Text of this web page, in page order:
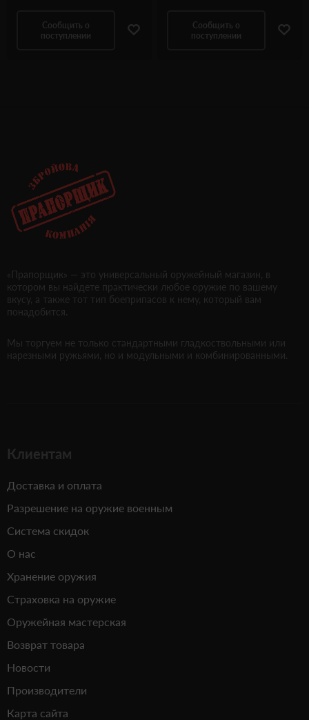
Сообщить о
поступлении
Сообщить о
поступлении
«Прапорщик» — это универсальный оружейный магазин, в
котором вы найдете практически любое оружие по вашему
вкусу, а также тот тип боеприпасов к нему, который вам
понадобится.
Мы торгуем не только стандартными гладкоствольными или
нарезными ружьями, но и модульными и комбинированными.
Клиентам
Доставка и оплата
Разрешение на оружие военным
Система скидок
О нас
Хранение оружия
Страховка на оружие
Оружейная мастерская
Возврат товара
Новости
Производители
Карта сайта